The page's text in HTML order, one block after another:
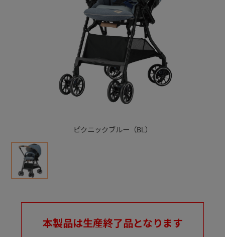
ピクニックブルー（BL）
本製品は生産終了品となります